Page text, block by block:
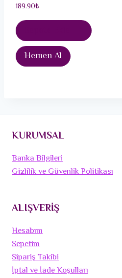
189.90₺
Hemen Al
KURUMSAL
Banka Bilgileri
Gizlilik ve Güvenlik Politikası
ALIŞVERİŞ
Hesabım
Sepetim
Sipariş Takibi
İptal ve İade Koşulları